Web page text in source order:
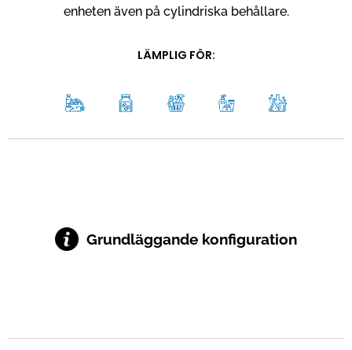
enheten även på cylindriska behållare.
LÄMPLIG FÖR:
Grundläggande konfiguration